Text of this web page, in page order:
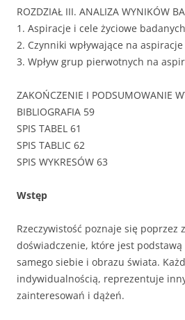
ROZDZIAŁ III. ANALIZA WYNIKÓW
1. Aspiracje i cele życiowe
2. Czynniki wpływające na aspiracje
3. Wpływ grup pierwotnych na
ZAKOŃCZENIE I PODSUMOWANIE
BIBLIOGRAFIA 59
SPIS TABEL 61
SPIS TABLIC 62
SPIS WYKRESÓW 63
Wstęp
Rzeczywistość poznaje się poprzez
doświadczenie, które jest
samego siebie i obrazu świata.
indywidualnością, reprezentuje
zainteresowań i dążeń.